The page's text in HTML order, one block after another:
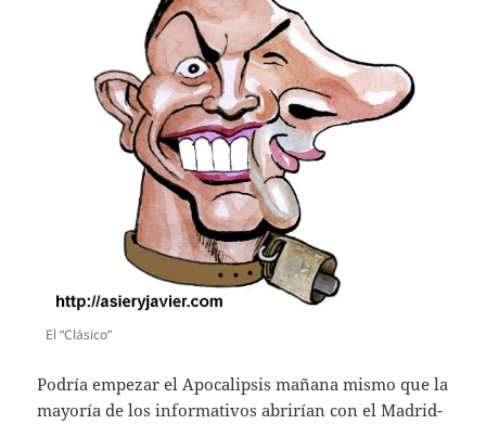
El “Clásico”
Podría empezar el Apocalipsis mañana mismo que la
mayoría de los informativos abrirían con el Madrid-